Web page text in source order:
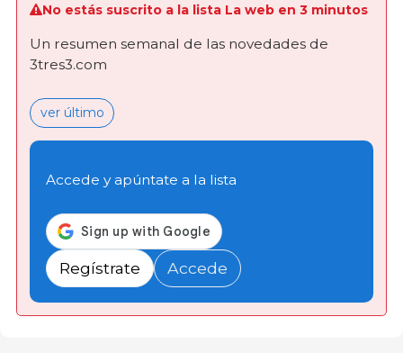
No estás suscrito a la lista La web en 3 minutos
Un resumen semanal de las novedades de
3tres3.com
ver último
Accede y apúntate a la lista
Regístrate Accede